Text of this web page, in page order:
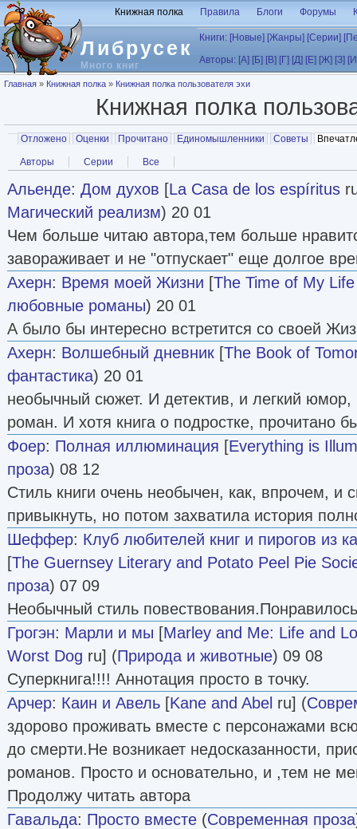
Перейти к основному содержанию
Либрусек
Много книг
Книжная полка Правила Блоги Форумы
Книги: [Новые] [Жанры] [Серии]
Авторы: [А] [Б] [В] [Г] [Д] [Е] [Ж] [З]
Вы здесь
Главная » Книжная полка » Книжная полка пользователя эхи
Книжная полка
Главные вкладки
Отложено Оценки Прочитано Единомышленники Советы
Вторичные вкладки
Авторы Серии Все
Альенде: Дом духов [La Casa de los espíritus
Магический реализм) 20 01
Чем больше читаю автора,тем больше
завораживает и не "отпускает" еще долгое
Ахерн: Время моей Жизни [The Time of My Life
любовные романы) 20 01
А было бы интересно встретится со своей
Ахерн: Волшебный дневник [The Book of
фантастика) 20 01
необычный сюжет. И детектив, и легкий юмор,
роман. И хотя книга о подростке, прочитано
Фоер: Полная иллюминация [Everything is
проза) 08 12
Стиль книги очень необычен, как, впрочем, и
привыкнуть, но потом захватила история
Шеффер: Клуб любителей книг и пирогов из
[The Guernsey Literary and Potato Peel Pie
проза) 07 09
Необычный стиль
Грогэн: Марли и мы [Marley and Me: Life and
Worst Dog ru] (Природа и животные) 09 08
Суперкнига!!!! Аннотация просто в точку.
Арчер: Каин и Авель [Kane and Abel ru] (
здорово проживать вместе с персонажами
до смерти.Не возникает недосказанности,
романов. Просто и основательно, и ,тем не
Продолжу читать автора
Гавальда: Просто вместе (Современная проза